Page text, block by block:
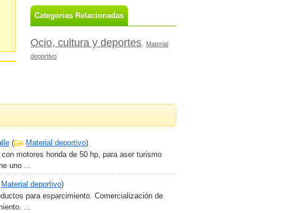
Categorias Relacionadas
Ocio, cultura y deportes, Material
deportivo
( Material deportivo)
motores honda de 50 hp, para aser turismo
uno ...
Material deportivo)
para esparcimiento. Comercialización de
...